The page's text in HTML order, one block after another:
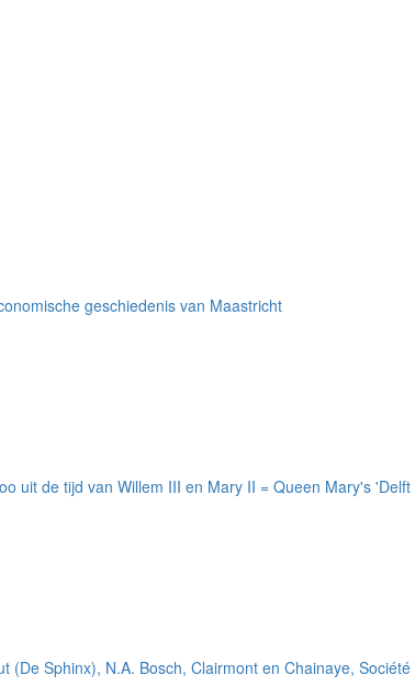
geschiedenis van Maastricht
uit de tijd van Willem III en Mary II = Queen Mary's
(De Sphinx), N.A. Bosch, Clairmont en Chainaye,